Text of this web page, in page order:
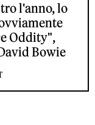
l'anno, lo
Oddity",
Bowie